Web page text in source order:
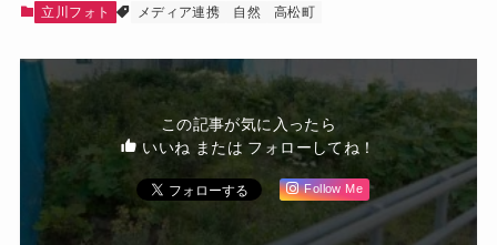
立川フォト メディア連携 自然 高松町
この記事が気に入ったら
いいね または フォローしてね！
Follow Me